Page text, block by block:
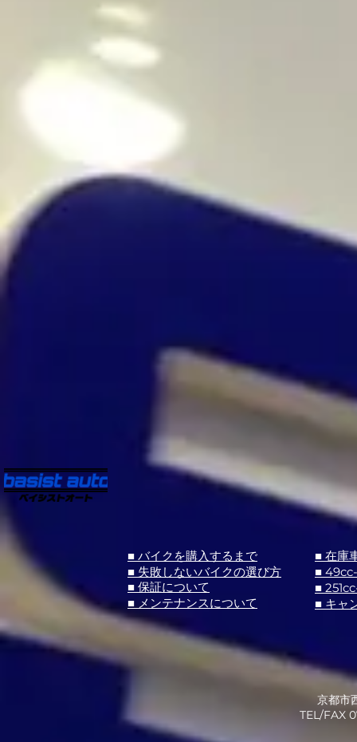
■ バイクを購入するまで
■ 失敗しないバイクの選び方
■ 保証について
■ メンテナンスについて
■ 在庫
■
■
■ キャ
京都市
​TEL/FAX